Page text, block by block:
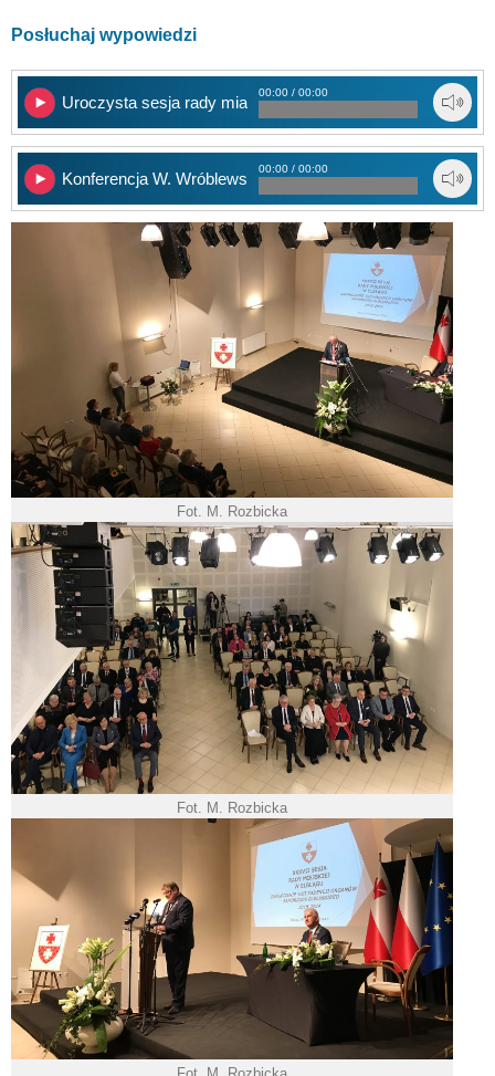
Posłuchaj wypowiedzi
Uroczysta sesja rady miasta
00:00 / 00:00
Konferencja W. Wróblewskiego
00:00 / 00:00
Fot. M. Rozbicka
Fot. M. Rozbicka